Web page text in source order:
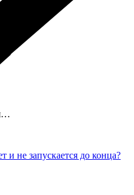
и не запускается до конца?